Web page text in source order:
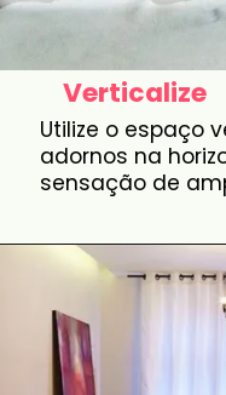
Verticalize
Utilize o espaço
adornos na
sensação de